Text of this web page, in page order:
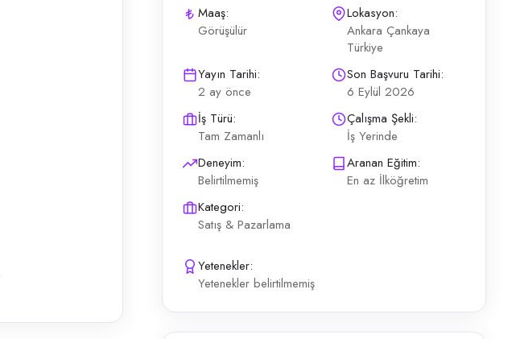
stok takibi Kasa işlemleri ve müşteri karşılama Ürün teşhir ve hijyen standartlarına uyum
Maaş:
Görüşülür
Lokasyon:
Ankara Çankaya
Türkiye
Yayın Tarihi:
2 ay önce
Son Başvuru Tarihi:
6 Eylül 2026
İş Türü:
Tam Zamanlı
Çalışma Şekli:
İş Yerinde
Deneyim:
Belirtilmemiş
Aranan Eğitim:
En az İlköğretim
Kategori:
Satış & Pazarlama
Yetenekler:
Yetenekler belirtilmemiş